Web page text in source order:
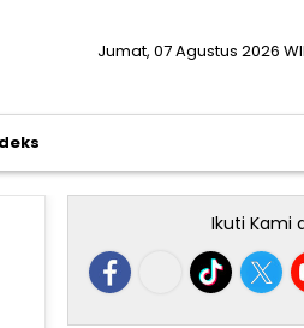
Jumat, 07 Agustus 2026
Ikuti Kami